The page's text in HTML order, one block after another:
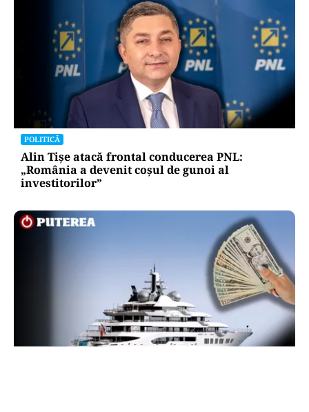
POLITICĂ
Alin Tișe atacă frontal conducerea PNL:
„România a devenit coșul de gunoi al
investitorilor”